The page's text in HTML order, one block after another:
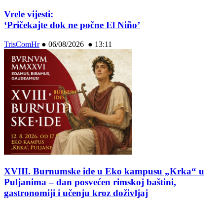
Vrele vijesti:
‘Pričekajte dok ne počne El Niño’
TrisComHr● 06/08/2026 ● 13:11
XVIII. Burnumske ide u Eko kampusu „Krka“ u
Puljanima – dan posvećen rimskoj baštini,
gastronomiji i učenju kroz doživljaj